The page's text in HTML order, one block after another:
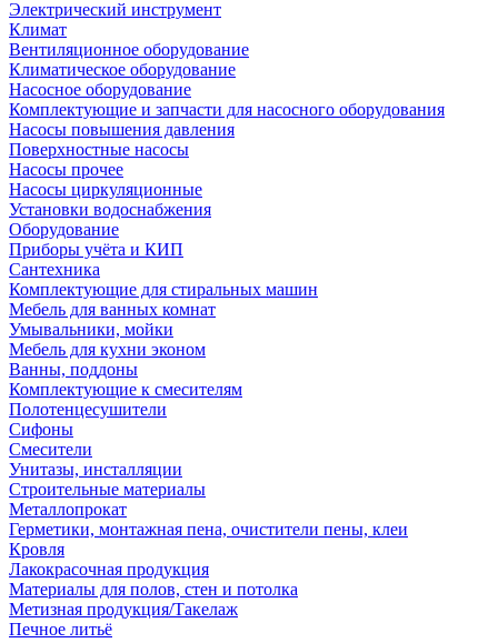
Электрический инструмент
Климат
Вентиляционное оборудование
Климатическое оборудование
Насосное оборудование
Комплектующие и запчасти для насосного оборудования
Насосы повышения давления
Поверхностные насосы
Насосы прочее
Насосы циркуляционные
Установки водоснабжения
Оборудование
Приборы учёта и КИП
Сантехника
Комплектующие для стиральных машин
Мебель для ванных комнат
Умывальники, мойки
Мебель для кухни эконом
Ванны, поддоны
Комплектующие к смесителям
Полотенцесушители
Сифоны
Смесители
Унитазы, инсталляции
Строительные материалы
Металлопрокат
Герметики, монтажная пена, очистители пены, клеи
Кровля
Лакокрасочная продукция
Материалы для полов, стен и потолка
Метизная продукция/Такелаж
Печное литьё